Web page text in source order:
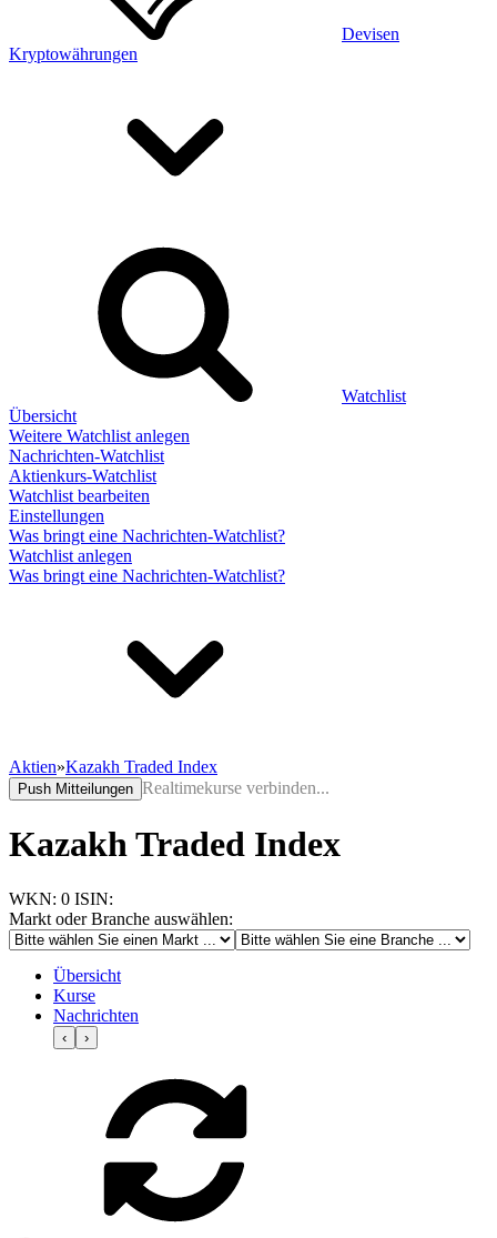
Devisen
Kryptowährungen
Watchlist
Übersicht
Weitere Watchlist anlegen
Nachrichten-Watchlist
Aktienkurs-Watchlist
Watchlist bearbeiten
Einstellungen
Was bringt eine Nachrichten-Watchlist?
Watchlist anlegen
Was bringt eine Nachrichten-Watchlist?
Aktien»Kazakh Traded Index
Push Mitteilungen Realtimekurse verbinden...
Kazakh Traded Index
WKN: 0 ISIN:
Markt oder Branche auswählen:
Übersicht
Kurse
Nachrichten
‹ ›